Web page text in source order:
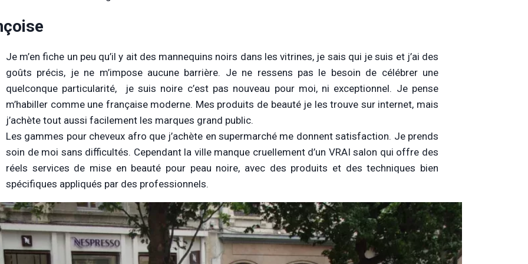
Je m’en fiche un peu qu’il y ait des mannequins noirs dans les vitrines, je sais qui je suis et j’ai des
goûts précis, je ne m’impose aucune barrière. Je ne ressens pas le besoin de célébrer une
quelconque particularité, je suis noire c’est pas nouveau pour moi, ni exceptionnel. Je pense
m’habiller comme une française moderne. Mes produits de beauté je les trouve sur internet, mais
j’achète tout aussi facilement les marques grand public.
Les gammes pour cheveux afro que j’achète en supermarché me donnent satisfaction. Je prends
soin de moi sans difficultés. Cependant la ville manque cruellement d’un VRAI salon qui offre des
réels services de mise en beauté pour peau noire, avec des produits et des techniques bien
spécifiques appliqués par des professionnels.